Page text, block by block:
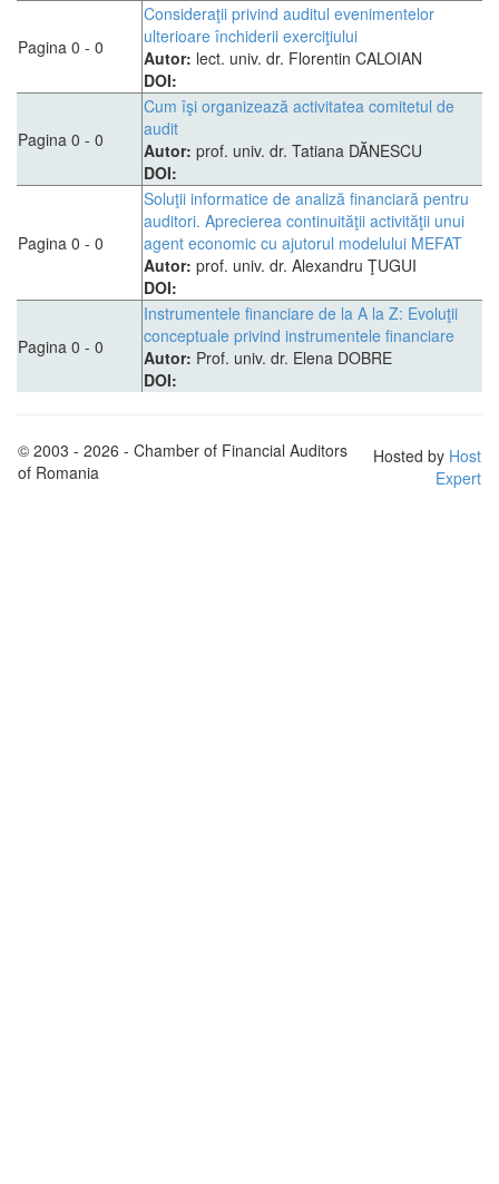
Pagina 0 - 0
Consideraţii privind auditul evenimentelor
ulterioare închiderii exerciţiului
Autor: lect. univ. dr. Florentin CALOIAN
DOI:
Pagina 0 - 0
Cum îşi organizează activitatea comitetul de
audit
Autor: prof. univ. dr. Tatiana DĂNESCU
DOI:
Pagina 0 - 0
Soluţii informatice de analiză financiară pentru
auditori. Aprecierea continuităţii activităţii unui
agent economic cu ajutorul modelului MEFAT
Autor: prof. univ. dr. Alexandru ŢUGUI
DOI:
Pagina 0 - 0
Instrumentele financiare de la A la Z: Evoluţii
conceptuale privind instrumentele financiare
Autor: Prof. univ. dr. Elena DOBRE
DOI:
© 2003 - 2026 - Chamber of Financial Auditors
of Romania
Hosted by Host
Expert